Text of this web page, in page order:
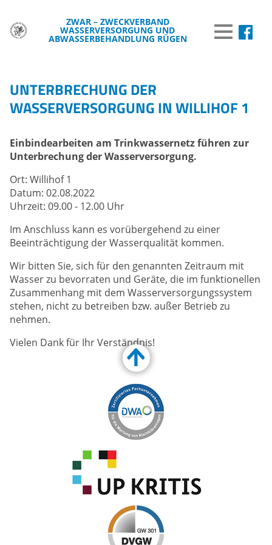
ZWAR – ZWECKVERBAND
WASSERVERSORGUNG UND
ABWASSERBEHANDLUNG RÜGEN MENÜ
TRINKWASSER
BREITBAND
WASSER & UMWELT
INFORMATIONEN
UNTERBRECHUNG DER
WASSERVERSORGUNG IN WILLIHOF 1
Einbindearbeiten am Trinkwassernetz führen zur
Unterbrechung der Wasserversorgung.
Ort: Willihof 1
Datum: 02.08.2022
Uhrzeit: 09.00 - 12.00 Uhr
Im Anschluss kann es vorübergehend zu einer
Beeinträchtigung der Wasserqualität kommen.
Wir bitten Sie, sich für den genannten Zeitraum mit
Wasser zu bevorraten und Geräte, die im funktionellen
Zusammenhang mit dem Wasserversorgungssystem
stehen, nicht zu betreiben bzw. außer Betrieb zu
nehmen.
Vielen Dank für Ihr Verständnis!
Customize Toolbar…